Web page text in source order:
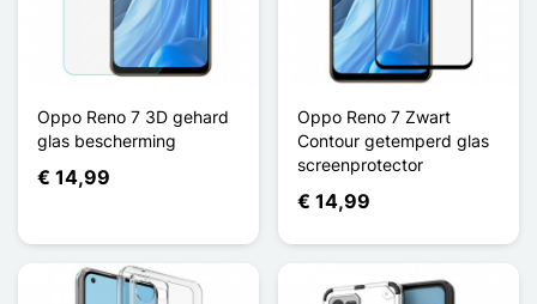
Oppo Reno 7 3D gehard
glas bescherming
€ 14,99
Oppo Reno 7 Zwart
Contour getemperd glas
screenprotector
€ 14,99